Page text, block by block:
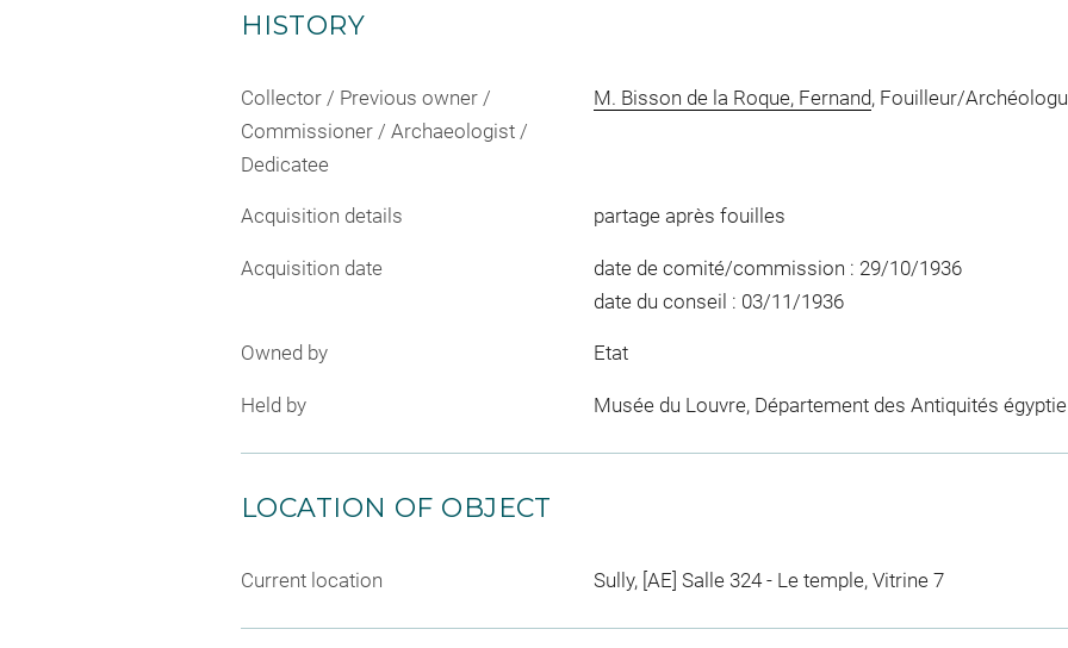
HISTORY
Collector / Previous owner /
Commissioner / Archaeologist /
Dedicatee
M. Bisson de la Roque, Fernand, Fouilleur/
Acquisition details partage après fouilles
Acquisition date
date de comité/commission : 29/10/1936
date du conseil : 03/11/1936
Owned by Etat
Held by Musée du Louvre, Département des Antiquités
LOCATION OF OBJECT
Current location Sully, [AE] Salle 324 - Le temple, Vitrine 7